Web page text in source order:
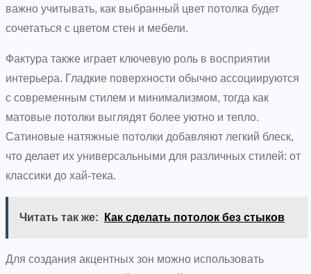
важно учитывать, как выбранный цвет потолка будет
сочетаться с цветом стен и мебели.
Фактура также играет ключевую роль в восприятии
интерьера. Гладкие поверхности обычно ассоциируются
с современным стилем и минимализмом, тогда как
матовые потолки выглядят более уютно и тепло.
Сатиновые натяжные потолки добавляют легкий блеск,
что делает их универсальными для различных стилей: от
классики до хай-тека.
Читать так же: Как сделать потолок без стыков
Для создания акцентных зон можно использовать